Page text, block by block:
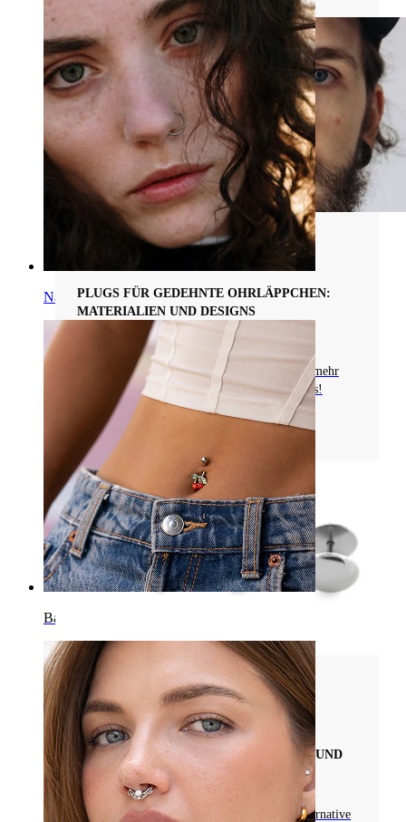
Nase
Bauchnabel
PLUGS FÜR GEDEHNTE OHRLÄPPCHEN:
MATERIALIEN UND DESIGNS
Entdecke Plugs für gedehnte Ohrläppchen aus
Chirurgenstahl, Acryl, Holz und mehr. Lerne mehr
über Fixierungsmethoden und kreative Designs!
Mehr lesen
Arten von Piercingschmuck
ZOOM AUF FAKE PLUGS FÜR
KÖRPERPIERCINGS: STIL, KOMFORT UND
PFLEGE
Erfahre mehr über Fake Plugs als schicke Alternative